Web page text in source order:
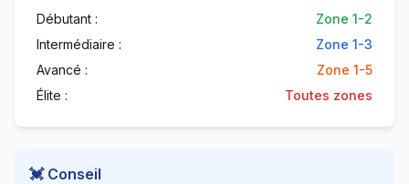
Débutant :
Zone 1-2
Intermédiaire :
Zone 1-3
Avancé :
Zone 1-5
Élite :
Toutes zones
💓 Conseil